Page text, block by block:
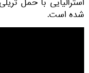
شده است.